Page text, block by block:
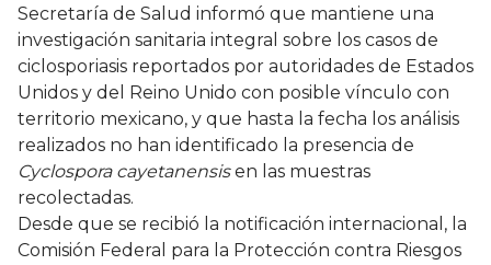
Secretaría de Salud informó que mantiene una
investigación sanitaria integral sobre los casos de
ciclosporiasis reportados por autoridades de Estados
Unidos y del Reino Unido con posible vínculo con
territorio mexicano, y que hasta la fecha los análisis
realizados no han identificado la presencia de
Cyclospora cayetanensisen las muestras
recolectadas.
Desde que se recibió la notificación internacional, la
Comisión Federal para la Protección contra Riesgos